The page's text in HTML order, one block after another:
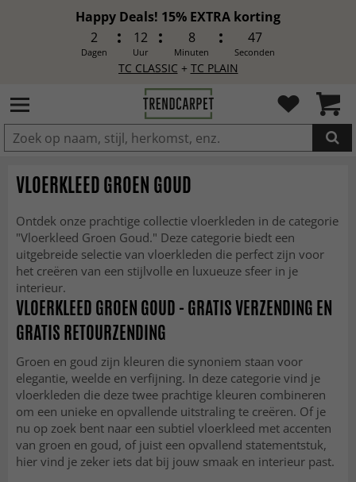
Happy Deals! 15% EXTRA korting
2
Dagen
12
Uur
8
Minuten
44
Seconden
TC CLASSIC + TC PLAIN
IN DE WINKELWAGEN GELEGD
VLOERKLEED GROEN GOUD
Ontdek onze prachtige collectie vloerkleden in de categorie
"Vloerkleed Groen Goud." Deze categorie biedt een
uitgebreide selectie van vloerkleden die perfect zijn voor
het creëren van een stijlvolle en luxueuze sfeer in je
interieur.
VLOERKLEED GROEN GOUD - GRATIS VERZENDING EN
GRATIS RETOURZENDING
Groen en goud zijn kleuren die synoniem staan voor
elegantie, weelde en verfijning. In deze categorie vind je
vloerkleden die deze twee prachtige kleuren combineren
om een unieke en opvallende uitstraling te creëren. Of je
nu op zoek bent naar een subtiel vloerkleed met accenten
van groen en goud, of juist een opvallend statementstuk,
hier vind je zeker iets dat bij jouw smaak en interieur past.